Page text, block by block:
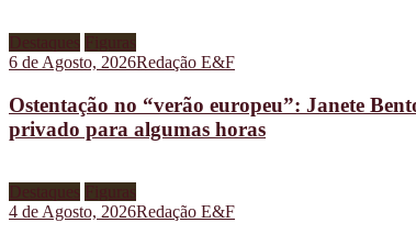
Destaques Figuras
6 de Agosto, 2026Redação E&F
Ostentação no “verão europeu”: Janete
privado para algumas horas
Destaques Figuras
4 de Agosto, 2026Redação E&F